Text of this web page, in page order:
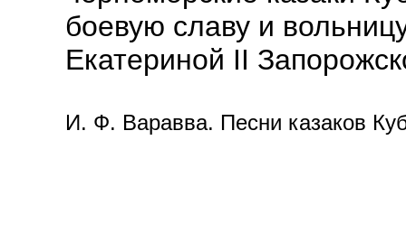
боевую славу и
Екатериной II
И. Ф. Варавва. Песни казаков